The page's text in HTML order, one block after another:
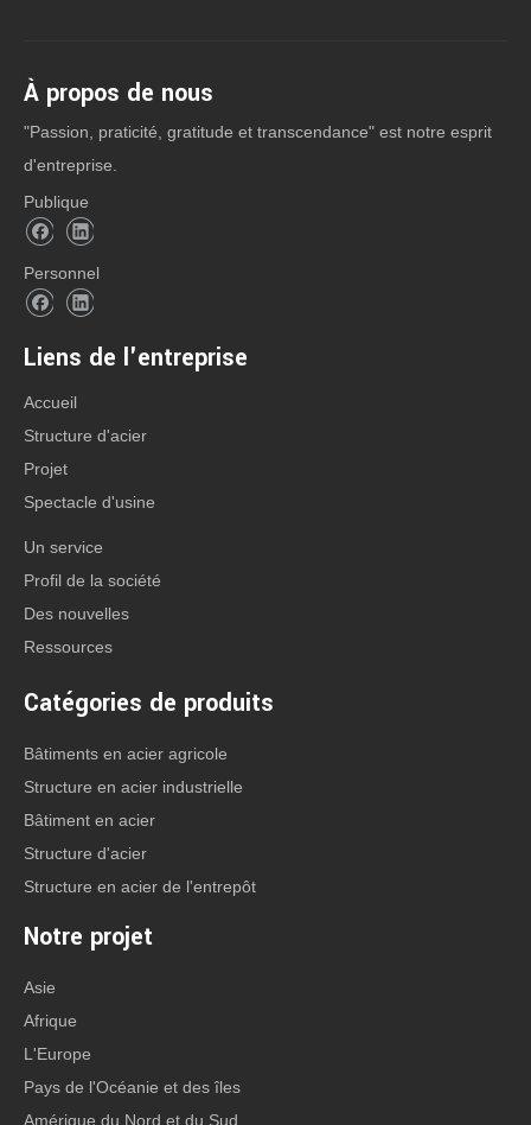
CATÉGORIE DE PRODUIT
Office Tel: +86-532-8830 6188
+86-178 0625 1013
E-mail:trodasteel@qdxgz.cn
Skype: qd_anna
Adresse: No. 268, Sancheng Road, Pingdu,
À propos de nous
"Passion, praticité, gratitude et transcendance" est notre esprit
d'entreprise.
Publique
Personnel
Liens de l'entreprise
Accueil
Structure d'acier
Projet
Spectacle d'usine
Un service
Profil de la société
Des nouvelles
Ressources
Catégories de produits
Bâtiments en acier agricole
Structure en acier industrielle
Bâtiment en acier
Structure d'acier
Structure en acier de l'entrepôt
Notre projet
Asie
Afrique
L'Europe
Pays de l'Océanie et des îles
Amérique du Nord et du Sud